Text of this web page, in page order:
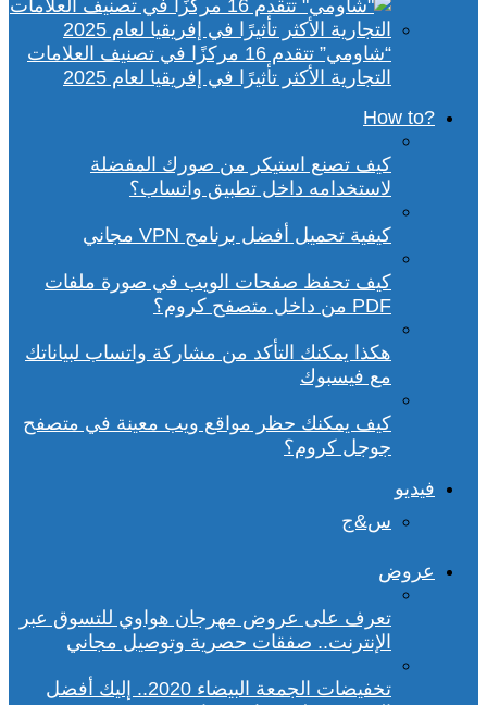
“شاومي” تتقدم 16 مركزًا في تصنيف العلامات
التجارية الأكثر تأثيرًا في إفريقيا لعام 2025
?How to
كيف تصنع استيكر من صورك المفضلة
لاستخدامه داخل تطبيق واتساب؟
كيفية تحميل أفضل برنامج VPN مجاني
كيف تحفظ صفحات الويب في صورة ملفات
PDF من داخل متصفح كروم؟
هكذا يمكنك التأكد من مشاركة واتساب لبياناتك
مع فيسبوك
كيف يمكنك حظر مواقع ويب معينة في متصفح
جوجل كروم؟
فيديو
س&ج
عروض
تعرف على عروض مهرجان هواوي للتسوق عبر
الإنترنت.. صفقات حصرية وتوصيل مجاني
تخفيضات الجمعة البيضاء 2020.. إليك أفضل